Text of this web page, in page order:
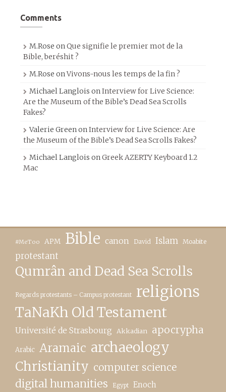
Comments
M.Rose on Que signifie le premier mot de la
Bible, beréshit ?
M.Rose onVivons-nous les temps de la fin ?
Michael Langlois on Interview for Live Science:
Are the Museum of the Bible’s Dead Sea Scrolls
Fakes?
Valerie Green on Interview for Live Science: Are
the Museum of the Bible’s Dead Sea Scrolls Fakes?
Michael Langlois on Greek AZERTY Keyboard 1.2
Mac
#MeToo APM Bible canon David Islam Moabite
protestant
Qumrân and Dead Sea Scrolls
Regards protestants – Campus protestant religions
TaNaKh Old Testament
Université de Strasbourg Akkadian apocrypha
Arabic Aramaic archaeology
Christianity computer science
digital humanities Egypt Enoch